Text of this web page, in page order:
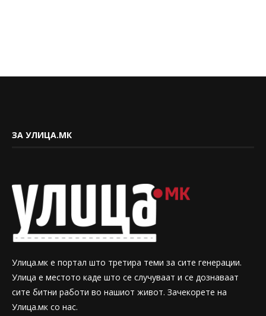
ЗА УЛИЦА.МК
Улица.мк е портал што третира теми за сите генерации.
Улица е местото каде што се случуваат и се дознаваат
сите битни работи во нашиот живот. Зачекорете на
Улица.мк со нас.